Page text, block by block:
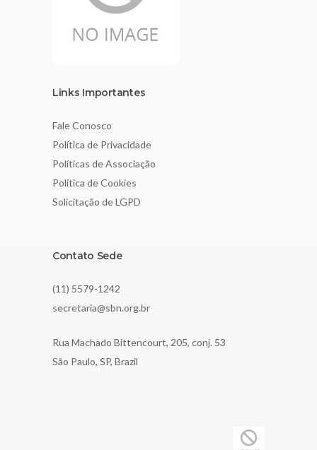
Links Importantes
Fale Conosco
Política de Privacidade
Políticas de Associação
Política de Cookies
Solicitação de LGPD
Contato Sede
(11) 5579-1242
secretaria@sbn.org.br
Rua Machado Bittencourt, 205, conj. 53
São Paulo, SP, Brazil